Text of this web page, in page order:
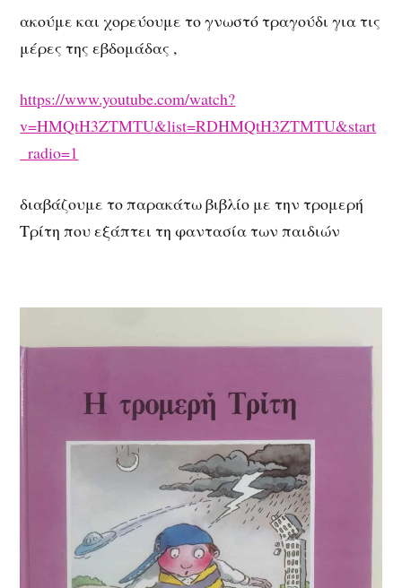
ακούμε και χορεύουμε το γνωστό τραγούδι για τις
μέρες της εβδομάδας ,
https://www.youtube.com/watch?
v=HMQtH3ZTMTU&list=RDHMQtH3ZTMTU&start
_radio=1
διαβάζουμε το παρακάτω βιβλίο με την τρομερή
Τρίτη που εξάπτει τη φαντασία των παιδιών